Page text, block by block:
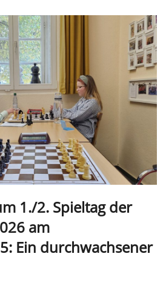
1./2. Spieltag der
am
Ein durchwachsener